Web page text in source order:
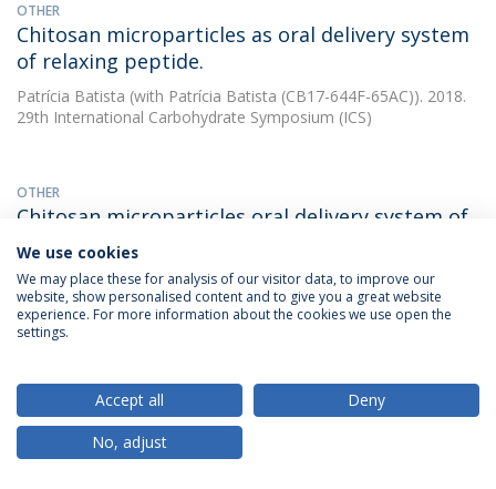
OTHER
Chitosan microparticles as oral delivery system
of relaxing peptide.
Patrícia Batista (with Patrícia Batista (CB17-644F-65AC)). 2018.
29th International Carbohydrate Symposium (ICS)
OTHER
Chitosan microparticles oral delivery system of
relaxing peptides
Patrícia Batista(with Batista, Patrícia). 2018. 29th International
Carbohydrate Symposium (ICS)
Combination of PLGA nanoparticles with
mucoadhesive guar-gum films for buccal
delivery of antihypertensive peptide
We use cookies
We may place these for analysis of our visitor data, to improve our
website, show personalised content and to give you a great website
experience. For more information about the cookies we use open the
settings.
Accept all
Deny
No, adjust